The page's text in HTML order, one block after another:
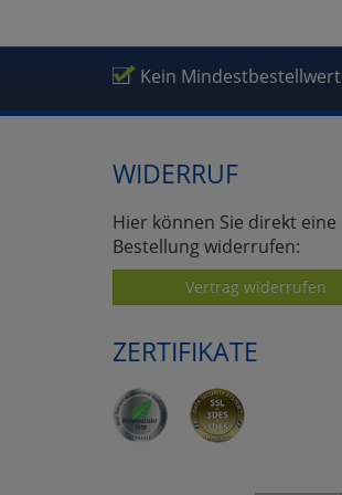
Kein Mindestbestellwert
WIDERRUF
Hier können Sie direkt eine
Bestellung widerrufen:
Vertrag widerrufen
ZERTIFIKATE